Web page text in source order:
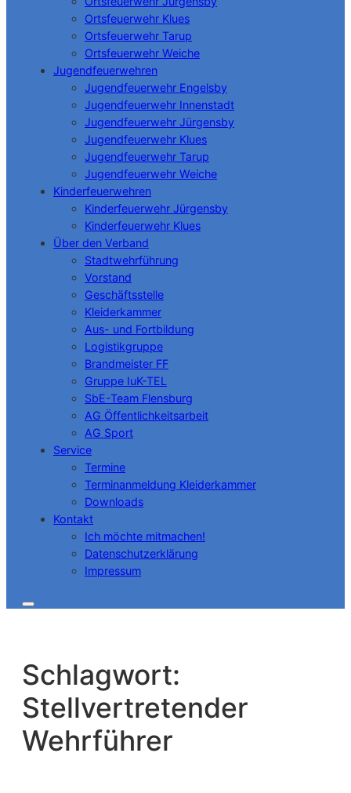
Ortsfeuerwehr Klues
Ortsfeuerwehr Tarup
Ortsfeuerwehr Weiche
Jugendfeuerwehren
Jugendfeuerwehr Engelsby
Jugendfeuerwehr Innenstadt
Jugendfeuerwehr Jürgensby
Jugendfeuerwehr Klues
Jugendfeuerwehr Tarup
Jugendfeuerwehr Weiche
Kinderfeuerwehren
Kinderfeuerwehr Jürgensby
Kinderfeuerwehr Klues
Über den Verband
Stadtwehrführung
Vorstand
Geschäftsstelle
Kleiderkammer
Aus- und Fortbildung
Logistikgruppe
Brandmeister FF
Gruppe IuK-TEL
SbE-Team Flensburg
AG Öffentlichkeitsarbeit
AG Sport
Service
Termine
Terminanmeldung Kleiderkammer
Downloads
Kontakt
Ich möchte mitmachen!
Datenschutzerklärung
Impressum
Schlagwort:
Stellvertretender
Wehrführer